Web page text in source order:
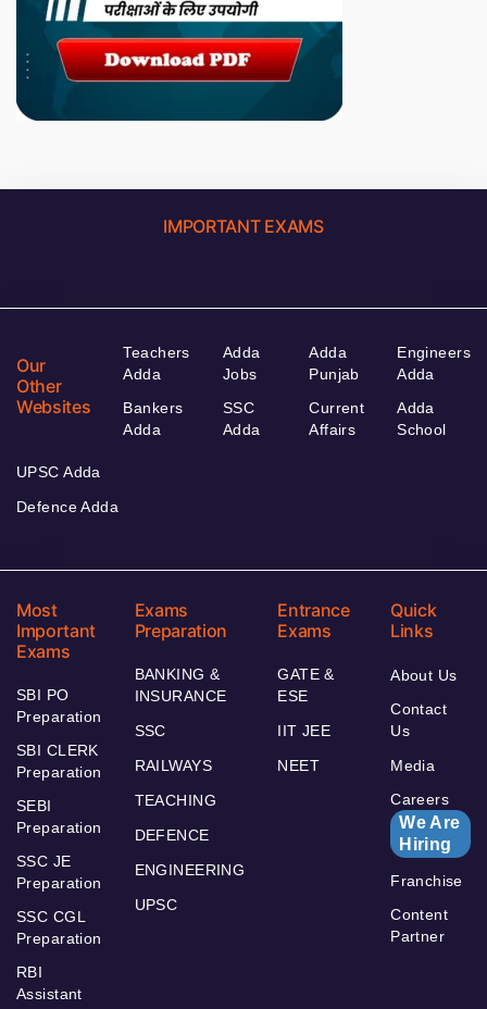
IMPORTANT EXAMS
Our
Other
Websites
Teachers
Adda
Bankers
Adda
Adda
Jobs
SSC
Adda
Adda
Punjab
Current
Affairs
Engineers
Adda
Adda
School
UPSC Adda
Defence Adda
Most
Important
Exams
SBI PO
Preparation
SBI CLERK
Preparation
SEBI
Preparation
SSC JE
Preparation
SSC CGL
Preparation
RBI
Assistant
Exams
Preparation
BANKING &
INSURANCE
SSC
RAILWAYS
TEACHING
DEFENCE
ENGINEERING
UPSC
Entrance
Exams
GATE &
ESE
IIT JEE
NEET
Quick
Links
About Us
Contact
Us
Media
Careers
We Are
Hiring
Franchise
Content
Partner